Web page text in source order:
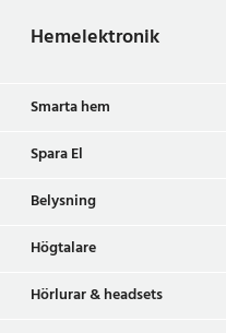
Hemelektronik
Smarta hem
Spara El
Belysning
Högtalare
Hörlurar & headsets